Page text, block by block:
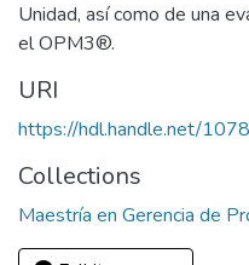
Unidad, así como de una
el OPM3®.
URI
https://hdl.handle.net/
Collections
Maestría en Gerencia de